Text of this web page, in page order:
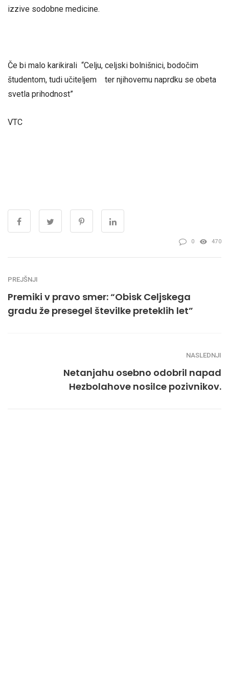
izzive sodobne medicine.
Če bi malo karikirali “Celju, celjski bolnišnici, bodočim
študentom, tudi učiteljem ter njihovemu naprdku se obeta
svetla prihodnost”
VTC
0 470
PREJŠNJI
Premiki v pravo smer: “Obisk Celjskega
gradu že presegel številke preteklih let”
NASLEDNJI
Netanjahu osebno odobril napad
Hezbolahove nosilce pozivnikov.